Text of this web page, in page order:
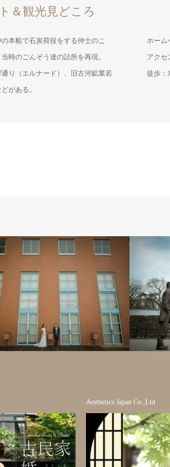
＆観光見どころ
本船で石炭荷役をする仲士のこ
時のごんぞう達の詰所を再現。
り（エルナード）、旧古河鉱業若
がある。
ホーム
アクセ
徒歩：
ウェディング 全てのギャラリー フォ
Aesthetics Japan Co.,Ltd